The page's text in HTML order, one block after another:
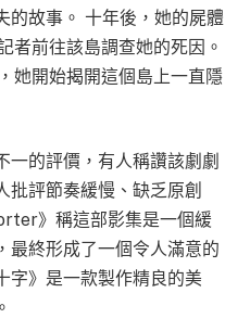
的故事。 十年後，她的屍體
者前往該島調查她的死因。
她開始揭開這個島上一直隱
一的評價，有人稱讚該劇劇
批評節奏緩慢、缺乏原創
》稱這部影集是一個緩
最終形成了一個令人滿意的
字》是一款製作精良的美